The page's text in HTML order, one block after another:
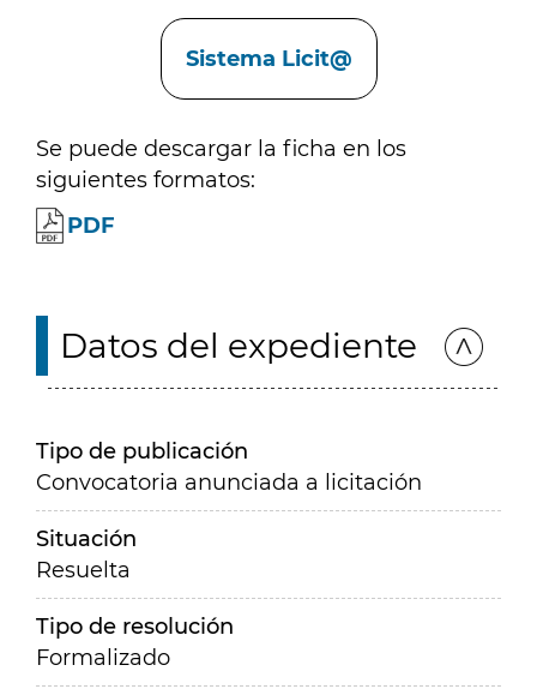
Sistema Licit@
Se puede descargar la ficha en los
siguientes formatos:
PDF
Datos del expediente
Tipo de publicación
Convocatoria anunciada a licitación
Situación
Resuelta
Tipo de resolución
Formalizado